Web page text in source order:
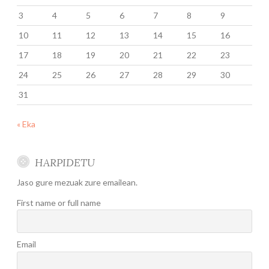
3
4 5 6 7 8
9
10
11 12 13 14 15
16
17
18 19 20 21 22
23
24
25 26 27 28 29
30
31
« Eka
HARPIDETU
Jaso gure mezuak zure emailean.
First name or full name
Email